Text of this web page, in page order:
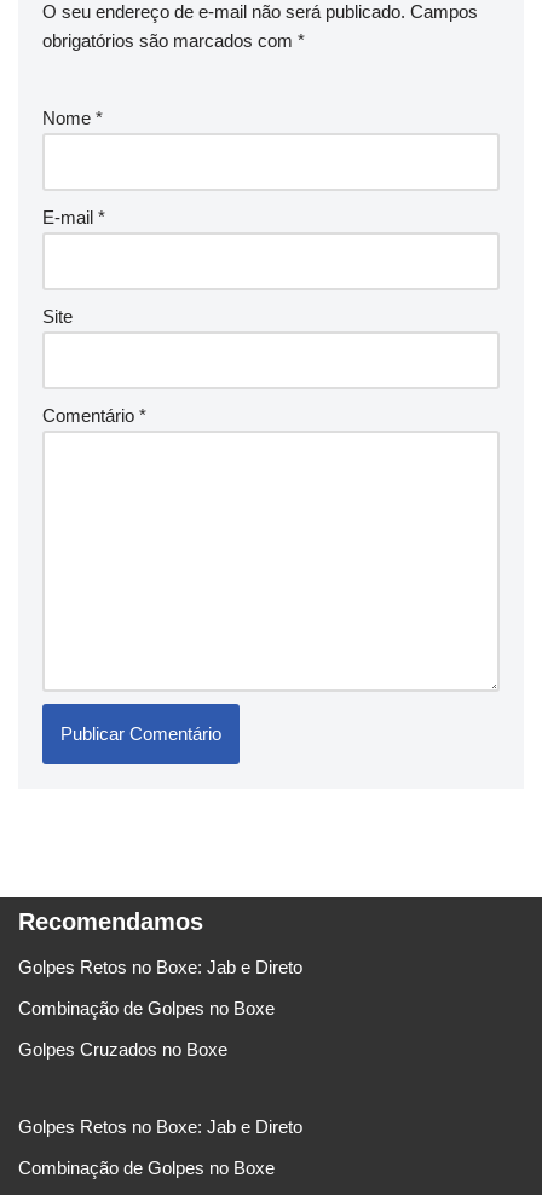
O seu endereço de e-mail não será publicado. Campos
obrigatórios são marcados com *
Nome *
E-mail *
Site
Comentário *
Recomendamos
Golpes Retos no Boxe: Jab e Direto
Combinação de Golpes no Boxe
Golpes Cruzados no Boxe
Golpes Retos no Boxe: Jab e Direto
Combinação de Golpes no Boxe